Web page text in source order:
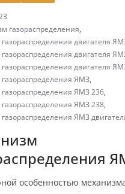
газораспределения,
двигателя
двигателя
двигателя
ЯМЗ,
ЯМЗ 236,
ЯМЗ 238,
ЯМЗ
особенностью